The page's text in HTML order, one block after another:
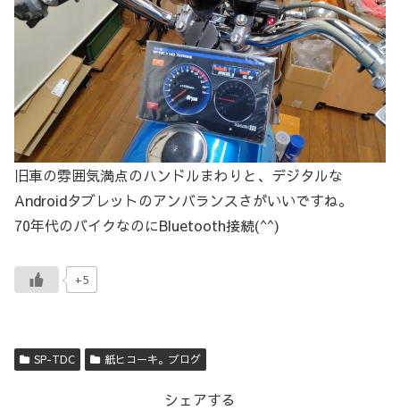
旧車の雰囲気満点のハンドルまわりと、デジタルな
Androidタブレットのアンバランスさがいいですね。
70年代のバイクなのにBluetooth接続(^^)
+5
SP-TDC 紙ヒコーキ。ブログ
シェアする